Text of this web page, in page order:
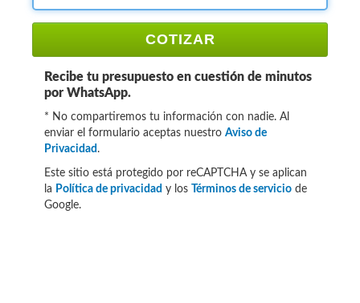
COTIZAR
Recibe tu presupuesto en cuestión de minutos
por WhatsApp.
* No compartiremos tu información con nadie. Al
enviar el formulario aceptas nuestro Aviso de
Privacidad .
Este sitio está protegido por reCAPTCHA y se aplican
la Política de privacidad y los Términos de servicio de
Google.